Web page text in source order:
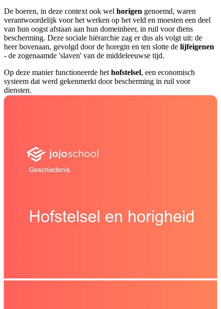
De boeren, in deze context ook wel horigen genoemd, waren
verantwoordelijk voor het werken op het veld en moesten een deel
van hun oogst afstaan aan hun domeinheer, in ruil voor diens
bescherming. Deze sociale hiërarchie zag er dus als volgt uit: de
heer bovenaan, gevolgd door de horegin en ten slotte de lijfeigenen
- de zogenaamde 'slaven' van de middeleeuwse tijd.
Op deze manier functioneerde het hofstelsel, een economisch
systeem dat werd gekenmerkt door bescherming in ruil voor
diensten.